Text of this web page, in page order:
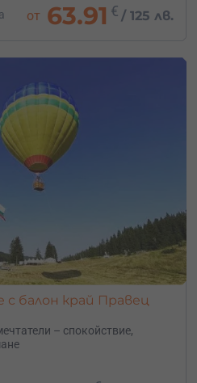
от 63.91 € / 125 лв.
с балон край Правец
– спокойствие,